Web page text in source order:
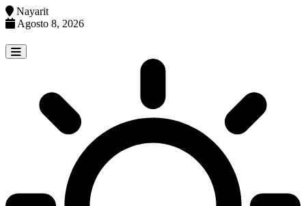
Nayarit
Agosto 8, 2026
to
content